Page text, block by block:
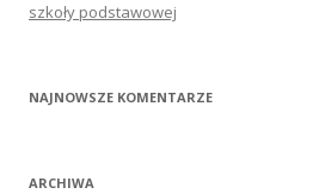
szkoły podstawowej
NAJNOWSZE KOMENTARZE
ARCHIWA